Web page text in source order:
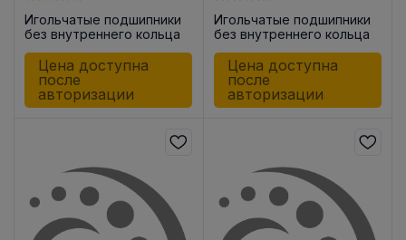
Игольчатые подшипники
без внутреннего кольца
Цена доступна
после
авторизации
Игольчатые подшипники
без внутреннего кольца
Цена доступна
после
авторизации